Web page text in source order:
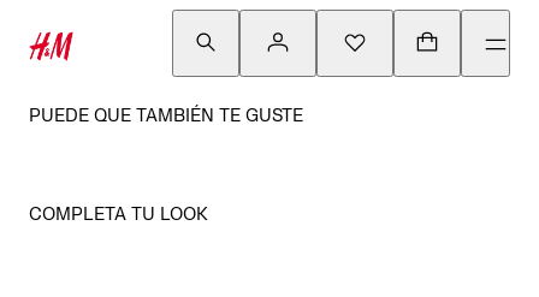
PUEDE QUE TAMBIÉN TE GUSTE
COMPLETA TU LOOK